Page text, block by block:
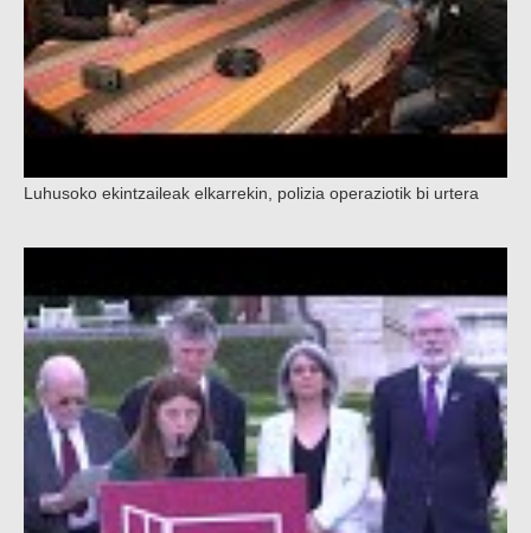
Luhusoko ekintzaileak elkarrekin, polizia operaziotik bi urtera